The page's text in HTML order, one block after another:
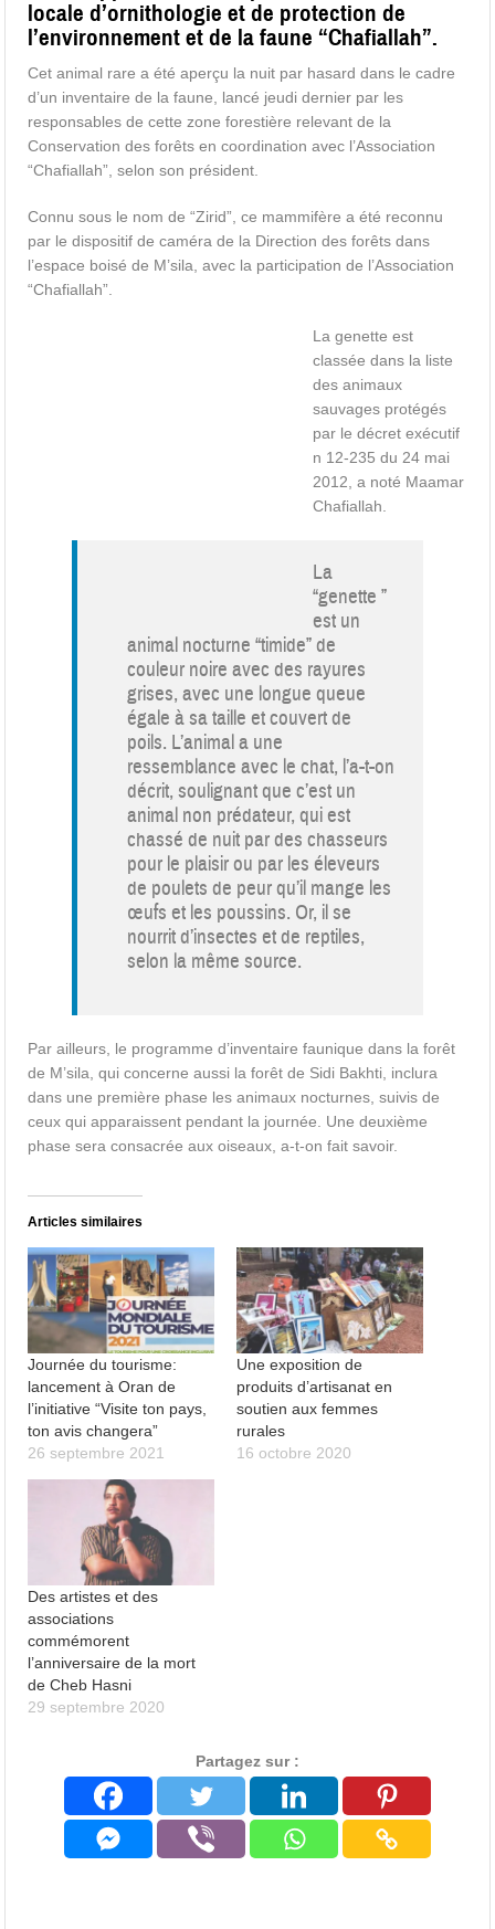
locale d’ornithologie et de protection de
l’environnement et de la faune “Chafiallah”.
Cet animal rare a été aperçu la nuit par hasard dans le cadre
d’un inventaire de la faune, lancé jeudi dernier par les
responsables de cette zone forestière relevant de la
Conservation des forêts en coordination avec l’Association
“Chafiallah”, selon son président.
Connu sous le nom de “Zirid”, ce mammifère a été reconnu
par le dispositif de caméra de la Direction des forêts dans
l’espace boisé de M’sila, avec la participation de l’Association
“Chafiallah”.
La genette est
classée dans la liste
des animaux
sauvages protégés
par le décret exécutif
n 12-235 du 24 mai
2012, a noté Maamar
Chafiallah.
La
“genette ”
est un
animal nocturne “timide” de
couleur noire avec des rayures
grises, avec une longue queue
égale à sa taille et couvert de
poils. L’animal a une
ressemblance avec le chat, l’a-t-on
décrit, soulignant que c’est un
animal non prédateur, qui est
chassé de nuit par des chasseurs
pour le plaisir ou par les éleveurs
de poulets de peur qu’il mange les
œufs et les poussins. Or, il se
nourrit d’insectes et de reptiles,
selon la même source.
Par ailleurs, le programme d’inventaire faunique dans la forêt
de M’sila, qui concerne aussi la forêt de Sidi Bakhti, inclura
dans une première phase les animaux nocturnes, suivis de
ceux qui apparaissent pendant la journée. Une deuxième
phase sera consacrée aux oiseaux, a-t-on fait savoir.
Articles similaires
Journée du tourisme:
lancement à Oran de
l’initiative “Visite ton pays,
ton avis changera”
26 septembre 2021
Une exposition de
produits d’artisanat en
soutien aux femmes
rurales
16 octobre 2020
Des artistes et des
associations
commémorent
l’anniversaire de la mort
de Cheb Hasni
29 septembre 2020
Partagez sur :